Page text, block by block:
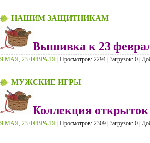
НАШИМ ЗАЩИТНИКАМ
Вышивка к 23
9 МАЯ, 23 ФЕВРАЛЯ | Просмотров: 2294 | Загрузок: 0 |
МУЖСКИЕ ИГРЫ
Коллекция открыток
9 МАЯ, 23 ФЕВРАЛЯ | Просмотров: 2309 | Загрузок: 0 |